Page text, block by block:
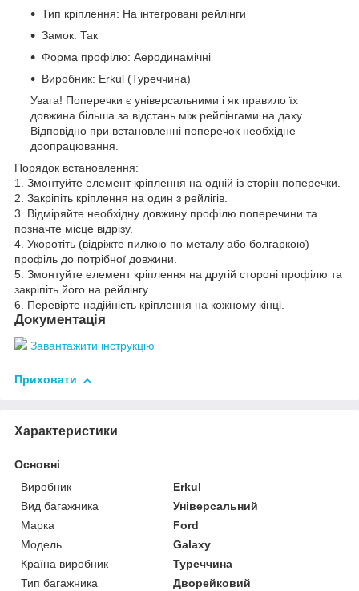
Тип кріплення: На інтегровані рейлінги
Замок: Так
Форма профілю: Аеродинамічні
Виробник: Erkul (Туреччина)
Увага! Поперечки є універсальними і як правило їх
довжина більша за відстань між рейлінгами на даху.
Відповідно при встановленні поперечок необхідне
доопрацювання.
Порядок встановлення:
1. Змонтуйте елемент кріплення на одній із сторін поперечки.
2. Закріпіть кріплення на один з рейлігів.
3. Відміряйте необхідну довжину профілю поперечини та
позначте місце відрізу.
4. Укоротіть (відріжте пилкою по металу або болгаркою)
профіль до потрібної довжини.
5. Змонтуйте елемент кріплення на другій стороні профілю та
закріпіть його на рейлінгу.
6. Перевірте надійність кріплення на кожному кінці.
Документація
Завантажити інструкцію
Приховати
Характеристики
Основні
Виробник
Erkul
Вид багажника
Універсальний
Марка
Ford
Модель
Galaxy
Країна виробник
Туреччина
Тип багажника
Дворейковий